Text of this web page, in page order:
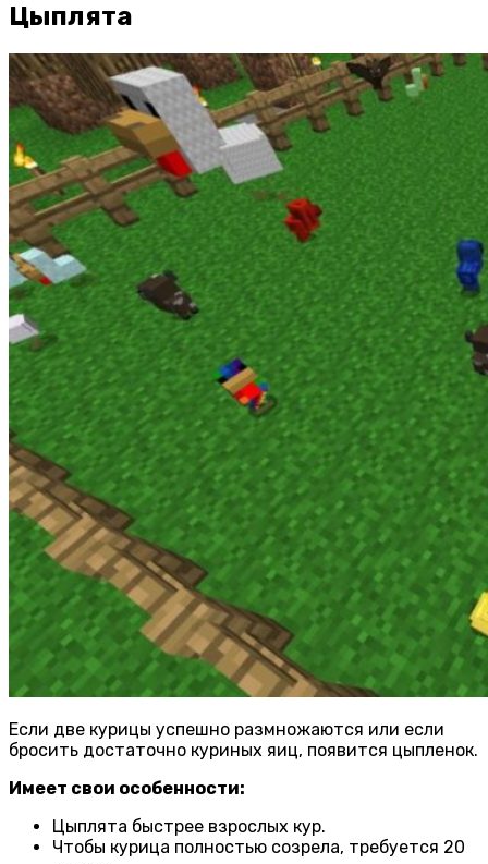
Цыплята
Если две курицы успешно размножаются или если
бросить достаточно куриных яиц, появится цыпленок.
Имеет свои особенности:
Цыплята быстрее взрослых кур.
Чтобы курица полностью созрела, требуется 20